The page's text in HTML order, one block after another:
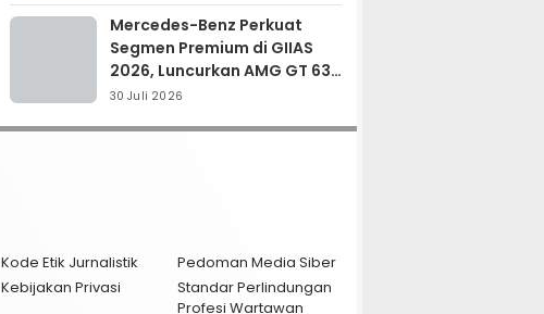
Mercedes-Benz Perkuat
Segmen Premium di GIIAS
2026, Luncurkan AMG GT 63
PRO dan GLC 200
30 Juli 2026
Kode Etik Jurnalistik
Pedoman Media Siber
Kebijakan Privasi
Standar Perlindungan
Profesi Wartawan